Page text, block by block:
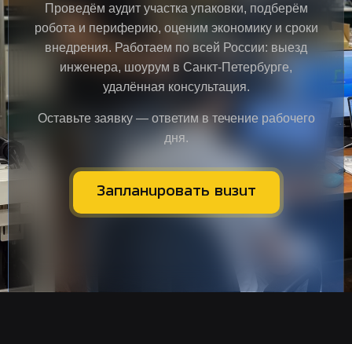
Проведём аудит участка упаковки, подберём
робота и периферию, оценим экономику и сроки
внедрения. Работаем по всей России: выезд
инженера, шоурум в Санкт-Петербурге,
удалённая консультация.
Оставьте заявку — ответим в течение рабочего
дня.
Запланировать визит